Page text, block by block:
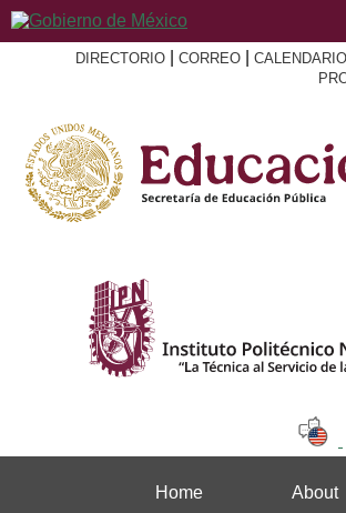
DIRECTORIO CORREO CALENDARIO
Home About